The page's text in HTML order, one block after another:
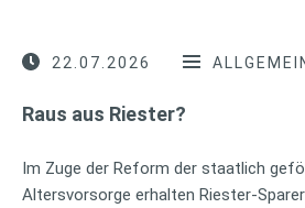
22.07.2026
Raus aus Riester?
Im Zuge der Reform der staatlich
Altersvorsorge erhalten Riester-